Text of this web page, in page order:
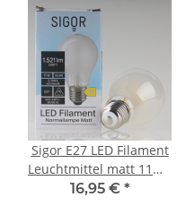
Sigor E27 LED Filament
Leuchtmittel matt 11W=
(100W) 220-240V 1521
16,95 € *